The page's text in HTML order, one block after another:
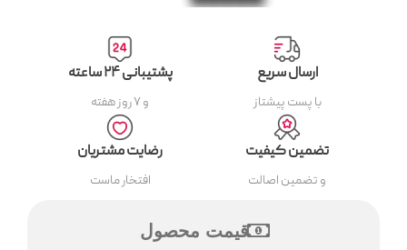
ارسال سریع
با پست پیشتاز
پشتیبانی ۲۴ ساعته
و ۷ روز هفته
تضمین کیفیت
و تضمین اصالت
رضایت مشتریان
افتخار ماست
قیمت محصول